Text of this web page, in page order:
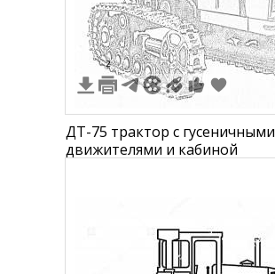
2
ДТ-75 трактор с гусеничными
движителями и кабиной